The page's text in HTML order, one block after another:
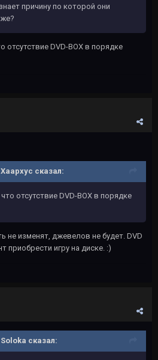
причину по которой они
DVD-BOX в порядке
сказал:
отсутствие DVD-BOX в порядке
не изменят, джевелов не будет. DVD
приобрести игру на диске. :)
сказал: